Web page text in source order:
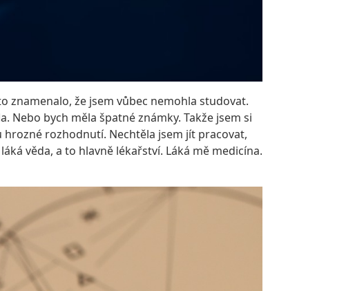
znamenalo, že jsem vůbec nemohla studovat.
bych měla špatné známky. Takže jsem si
hrozné rozhodnutí. Nechtěla jsem jít pracovat,
věda, a to hlavně lékařství. Láká mě medicína.